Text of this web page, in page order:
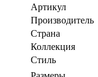
Артикул
Производитель
Страна
Коллекция
Стиль